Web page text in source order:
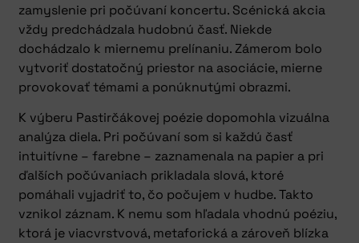
zamyslenie pri počúvaní koncertu. Scénická akcia
vždy predchádzala hudobnú časť. Niekde
dochádzalo k miernemu prelínaniu. Zámerom bolo
vytvoriť dostatočný priestor na asociácie, mierne
provokovať témami a ponúknutými obrazmi.
K výberu Pastirčákovej poézie dopomohla vizuálna
analýza diela. Pri počúvaní som si každú časť
intuitívne – farebne – zaznamenala na papier a pri
ďalších počúvaniach prikladala slová, ktoré
pomáhali vyjadriť to, čo počujem v hudbe. Takto
vznikol záznam. K nemu som hľadala vhodnú poéziu,
ktorá je viacvrstvová, metaforická a zároveň blízka